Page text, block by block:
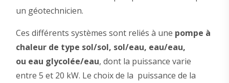
un géotechnicien.
Ces différents systèmes sont reliés à une pompe à
chaleur de type sol/sol, sol/eau, eau/eau,
ou eau glycolée/eau, dont la puissance varie
entre 5 et 20 kW. Le choix de la puissance de la